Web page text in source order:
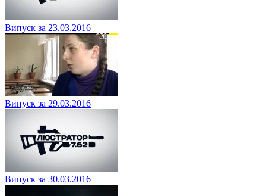
Випуск за 23.03.2016
Випуск за 29.03.2016
Випуск за 30.03.2016